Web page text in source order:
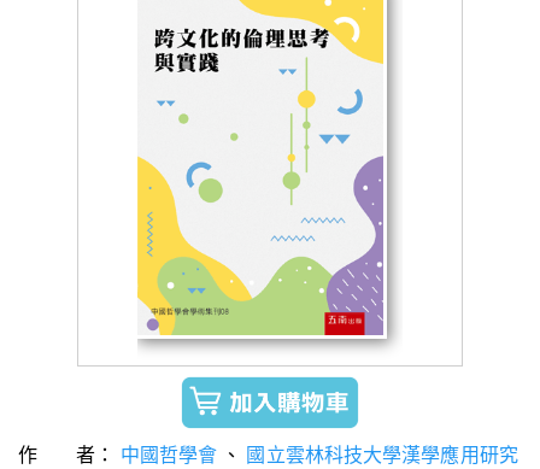
作 者： 中國哲學會 、
國立雲林科技大學漢學應用研究